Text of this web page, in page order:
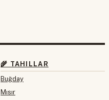
🌾 TAHILLAR
Buğday
Mısır